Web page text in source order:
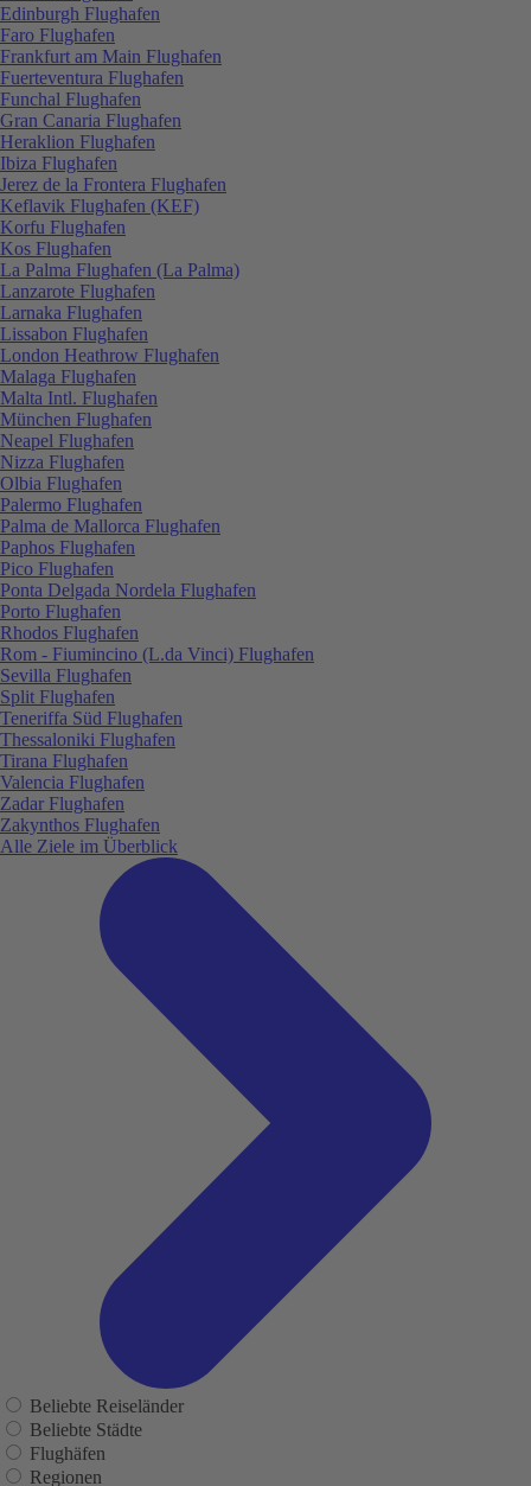
Edinburgh Flughafen
Faro Flughafen
Frankfurt am Main Flughafen
Fuerteventura Flughafen
Funchal Flughafen
Gran Canaria Flughafen
Heraklion Flughafen
Ibiza Flughafen
Jerez de la Frontera Flughafen
Keflavik Flughafen (KEF)
Korfu Flughafen
Kos Flughafen
La Palma Flughafen (La Palma)
Lanzarote Flughafen
Larnaka Flughafen
Lissabon Flughafen
London Heathrow Flughafen
Malaga Flughafen
Malta Intl. Flughafen
München Flughafen
Neapel Flughafen
Nizza Flughafen
Olbia Flughafen
Palermo Flughafen
Palma de Mallorca Flughafen
Paphos Flughafen
Pico Flughafen
Ponta Delgada Nordela Flughafen
Porto Flughafen
Rhodos Flughafen
Rom - Fiumincino (L.da Vinci) Flughafen
Sevilla Flughafen
Split Flughafen
Teneriffa Süd Flughafen
Thessaloniki Flughafen
Tirana Flughafen
Valencia Flughafen
Zadar Flughafen
Zakynthos Flughafen
Alle Ziele im Überblick
Beliebte Reiseländer
Beliebte Städte
Flughäfen
Regionen